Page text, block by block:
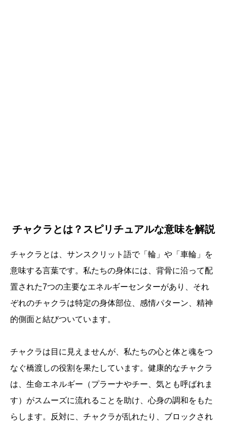
チャクラとは？スピリチュアルな意味を解説
チャクラとは、サンスクリット語で「輪」や「車輪」を
意味する言葉です。私たちの身体には、背骨に沿って配
置された7つの主要なエネルギーセンターがあり、それ
ぞれのチャクラは特定の身体部位、感情パターン、精神
的側面と結びついています。
チャクラは目に見えませんが、私たちの心と体と魂をつ
なぐ橋渡しの役割を果たしています。健康的なチャクラ
は、生命エネルギー（プラーナやチー、気とも呼ばれま
す）がスムーズに流れることを助け、心身の調和をもた
らします。反対に、チャクラが乱れたり、ブロックされ